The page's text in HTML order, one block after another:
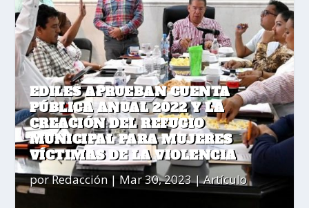
EDILES APRUEBAN CUENTA
PÚBLICA ANUAL 2022 Y LA
CREACIÓN DEL REFUGIO
MUNICIPAL PARA MUJERES
VÍCTIMAS DE LA VIOLENCIA
porRedacción|Mar 30, 2023|Artículo